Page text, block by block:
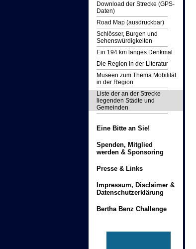
Download der Strecke (GPS-
Daten)
Road Map (ausdruckbar)
Schlösser, Burgen und
Sehenswürdigkeiten
Ein 194 km langes Denkmal
Die Region in der Literatur
Museen zum Thema Mobilität
in der Region
Liste der an der Strecke
liegenden Städte und
Gemeinden
Eine Bitte an Sie!
Spenden, Mitglied
werden & Sponsoring
Presse & Links
Impressum, Disclaimer &
Datenschutzerklärung
Bertha Benz Challenge